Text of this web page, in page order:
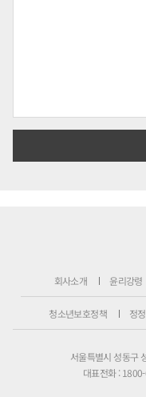
회사소개 윤리강령
청소년보호정책 정
서울특별시 성동구
대표전화 :